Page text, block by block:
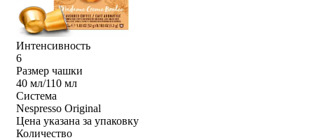
Интенсивность
6
Размер чашки
40 мл/110 мл
Система
Nespresso Original
Цена указана за упаковку
Количество